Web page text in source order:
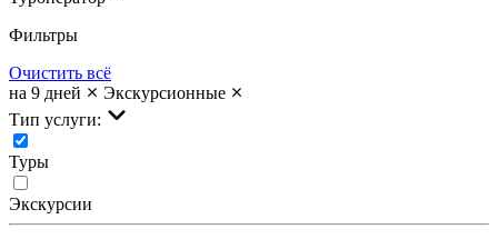
Фильтры
Очистить всё
на 9 дней
Экскурсионные
Тип услуги:
Туры
Экскурсии